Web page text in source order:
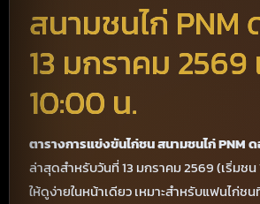
สนามชนไก่ PNM
13 มกราคม 2569
10:00 น.
ตารางการแข่งขันไก่ชน สนามชนไก่ PNM
ล่าสุดสำหรับวันที่ 13 มกราคม 2569 (เริ่มช
ให้ดูง่ายในหน้าเดียว เหมาะสำหรับแฟนไก่ช